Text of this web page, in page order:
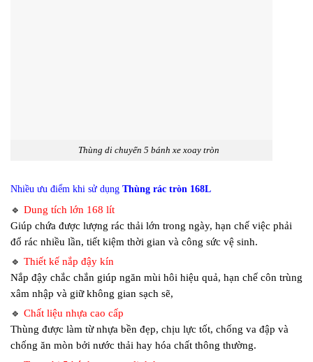
Thùng di chuyển 5 bánh xe xoay tròn
Nhiều ưu điểm khi sử dụng Thùng rác tròn 168L
🔹 Dung tích lớn 168 lít
Giúp chứa được lượng rác thải lớn trong ngày, hạn chế việc phải
đổ rác nhiều lần, tiết kiệm thời gian và công sức vệ sinh.
🔹 Thiết kế nắp đậy kín
Nắp đậy chắc chắn giúp ngăn mùi hôi hiệu quả, hạn chế côn trùng
xâm nhập và giữ không gian sạch sẽ,
🔹 Chất liệu nhựa cao cấp
Thùng được làm từ nhựa bền đẹp, chịu lực tốt, chống va đập và
chống ăn mòn bởi nước thải hay hóa chất thông thường.